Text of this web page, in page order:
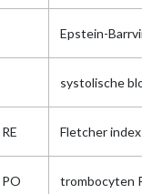
Epstein-
systolische
RE Fletcher
PO trombocyten